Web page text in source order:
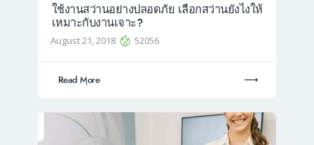
ใช้งานสว่านอย่างปลอดภัย เลือกสว่านยังไงให้
เหมาะกับงานเจาะ?
August 21, 2018 52056
Read More